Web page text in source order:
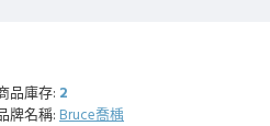
品庫存: 2
牌名稱: Bruce喬楀